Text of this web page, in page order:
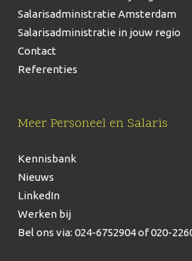
Salarisadministratie Amsterdam
Salarisadministratie in jouw regio
Contact
Referenties
Meer Personeel en Salaris
Kennisbank
Nieuws
LinkedIn
Werken bij
Bel ons via: 024-6752904of 020-